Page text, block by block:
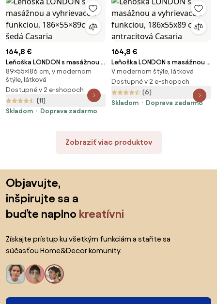
164,8 €
Leňoška LONDON s masážnou a
vyhrievacou funkciou,
186×55×89cm, šedá Casaria
89×55×186 cm, v modernom
štýle, látková
Dostupné v 2 e-shopoch
(11)
Skladom
Doprava zadarmo
164,8 €
Leňoška LONDON s masážnou a
vyhrievacou funkciou,
186x55x89 cm, antracitová
Casaria
V modernom štýle, látková
Dostupné v 2 e-shopoch
(6)
Skladom
Doprava zadarmo
Zobraziť viac produktov
Objavujte,
inšpirujte sa a
buďte naplno kreatívni
Získajte prístup ku všetkým funkciám a staňte sa
súčasťou Home&Decor komunity.